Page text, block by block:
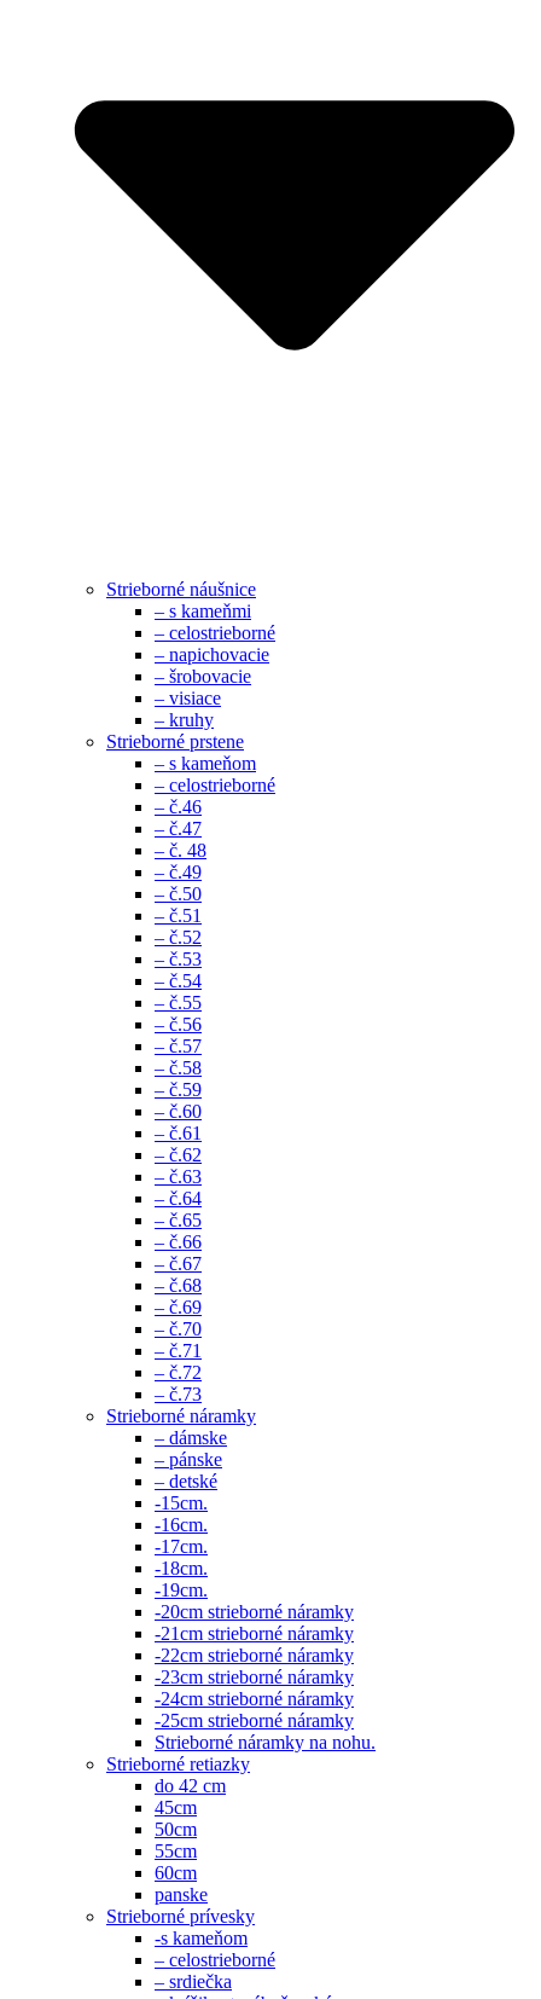
Strieborné náušnice
– s kameňmi
– celostrieborné
– napichovacie
– šrobovacie
– visiace
– kruhy
Strieborné prstene
– s kameňom
– celostrieborné
– č.46
– č.47
– č. 48
– č.49
– č.50
– č.51
– č.52
– č.53
– č.54
– č.55
– č.56
– č.57
– č.58
– č.59
– č.60
– č.61
– č.62
– č.63
– č.64
– č.65
– č.66
– č.67
– č.68
– č.69
– č.70
– č.71
– č.72
– č.73
Strieborné náramky
– dámske
– pánske
– detské
-15cm.
-16cm.
-17cm.
-18cm.
-19cm.
-20cm strieborné náramky
-21cm strieborné náramky
-22cm strieborné náramky
-23cm strieborné náramky
-24cm strieborné náramky
-25cm strieborné náramky
Strieborné náramky na nohu.
Strieborné retiazky
do 42 cm
45cm
50cm
55cm
60cm
panske
Strieborné prívesky
-s kameňom
– celostrieborné
– srdiečka